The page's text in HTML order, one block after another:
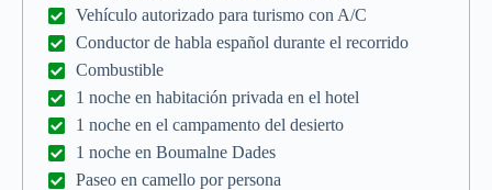
Vehículo autorizado para turismo con A/C
Conductor de habla español durante el recorrido
Combustible
1 noche en habitación privada en el hotel
1 noche en el campamento del desierto
1 noche en Boumalne Dades
Paseo en camello por persona